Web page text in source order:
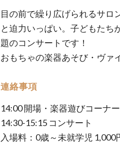
目の前で繰り広げられるサロ
と迫力いっぱい。子どもたち
題のコンサートです！
おもちゃの楽器あそび・ヴァ
連絡事項
14:00 開場・楽器遊びコーナ
14:30-15:15 コンサート
入場料：0歳～未就学児